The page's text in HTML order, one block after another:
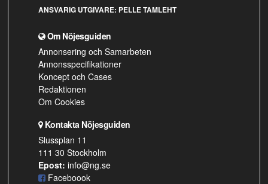
ANSVARIG UTGIVARE: PELLE TAMLEHT
Om Nöjesguiden
Annonsering och Samarbeten
Annonsspecifikationer
Koncept och Cases
Redaktionen
Om Cookies
Kontakta Nöjesguiden
Slussplan 11
111 30 Stockholm
Epost: info@ng.se
Faceboook